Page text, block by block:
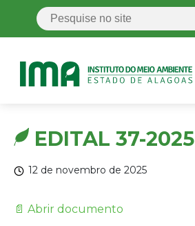
EDITAL 37-2025
12 de novembro de 2025
📄 Abrir documento